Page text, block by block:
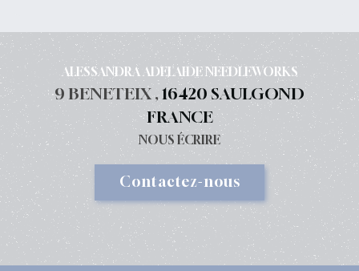
ALESSANDRA ADELAIDE NEEDLEWORKS
9 BENETEIX ,16420 SAULGOND
FRANCE
NOUS ÉCRIRE
Contactez-nous